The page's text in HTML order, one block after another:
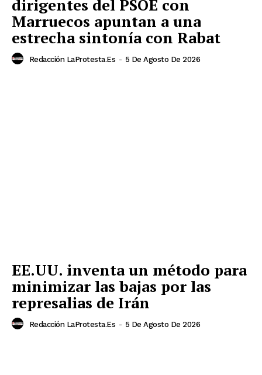
dirigentes del PSOE con
Marruecos apuntan a una
estrecha sintonía con Rabat
Redacción LaProtesta.es - 5 De Agosto De 2026
EE.UU. inventa un método para
minimizar las bajas por las
represalias de Irán
Redacción LaProtesta.es - 5 De Agosto De 2026